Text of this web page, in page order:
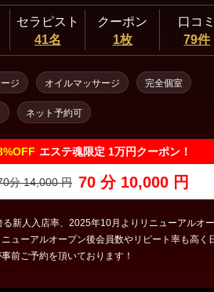
セラピスト
41名
クーポン
1枚
口コミ
79件
ジ オイルマッサージ 完全個室
ネット予約可
OFF エステ魂限定 1万円クーポン！
分 14,000 円 70 分 10,000 円
新人入店率、2025年10月よりリニューアルオ
ューアルオープン後会員数やリピート率も高く
前ご予約を頂いております！